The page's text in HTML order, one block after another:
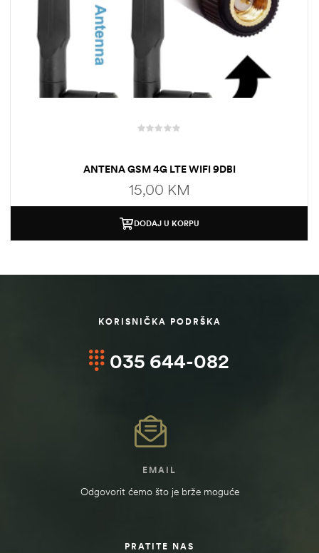
ANTENA GSM 4G LTE WIFI 9DBI
15,00 KM
DODAJ U KORPU
KORISNIČKA PODRŠKA
035 644-082
EMAIL
Odgovorit ćemo što je brže moguće
PRATITE NAS